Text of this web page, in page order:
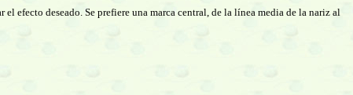
efecto deseado. Se prefiere una marca central, de la línea media de la nariz al